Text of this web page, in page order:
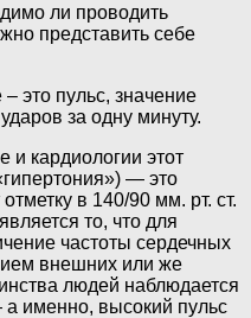
ли проводить
представить себе
это пульс, значение
за одну минуту.
и кардиологии этот
— это
в 140/90 мм. рт. ст.
то, что для
частоты сердечных
внешних или же
людей наблюдается
а именно, высокий пульс